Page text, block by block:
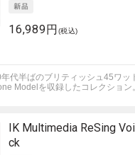
16,989円 (税込)
代半ばのブリティッシュ45ワッ
Modelを収録したコレクション。
IK Multimedia ReSing
ck